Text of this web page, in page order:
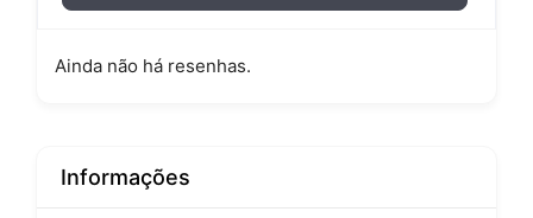
Ainda não há resenhas.
Informações